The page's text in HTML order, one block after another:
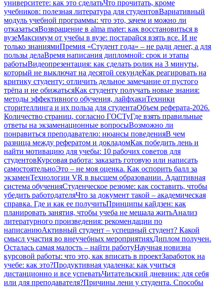
университете: как это сделатьЧто прочитать, кроме
учебников: полезная литература для студентовВариативный
модуль учебной программы: что это, зачем и можно ли
отказатьсяВозвращение в alma mater: как восстановиться в
вузеМаксимум от учебы в вузе: постарайся взять все. И не
только знаниямиПремия «Студент года» – не ради денег, а для
пользы делаВремя написания дипломной: срок и этапы
работыВидеопрезентация: как сделать ролик на 3 минуты,
который не выключат на десятой секундеКак реагировать на
критику студенту: отличить дельное замечание от пустого
трёпа и не обижатьсяКак студенту получать новые знания:
методы эффективного обучения, лайфхакиТехники
сторителлинга и их польза для студентаОбъем реферата-2026.
Количество страниц, согласно ГОСТуГде взять правильные
ответы на экзаменационные вопросыВозможно ли
понравиться преподавателю: нюансы поведенияВ чем
разница между рефератом и докладомКак победить лень и
найти мотивацию для учебы: 10 рабочих советов для
студентовКурсовая работа: заказать готовую или написать
самостоятельноЭто – не моя оценка. Как оспорить балл за
экзаменТехнологии VR в высшем образовании. Адаптивная
система обученияСтуденческое резюме: как составить, чтобы
убедить работодателяЧто за документ такой – академическая
справка. Где и как ее получитьПринципы кайдзен: как
планировать занятия, чтобы учеба не мешала житьАнализ
литературного произведения: рекомендации по
написаниюАктивный студент – успешный студент? Какой
смысл участия во внеучебных мероприятияхДиплом получен.
Осталась самая малость – найти работуНаучная новизна
курсовой работы: что это, как вписать в проектЗаработок на
учебе: как это?Продуктивная удаленка: как учиться
дистанционно и все успеватьЧитательский дневник: для себя
или для преподавателя?Причины лени у студента. Способы